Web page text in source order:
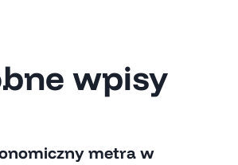
wpisy
metra w